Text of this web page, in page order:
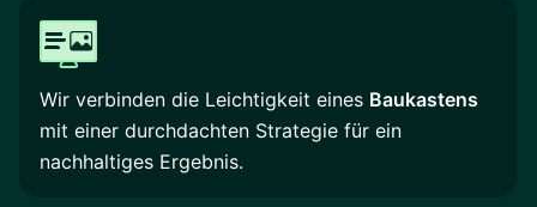
Wir verbinden die Leichtigkeit eines Baukastens
mit einer durchdachten Strategie für ein
nachhaltiges Ergebnis.